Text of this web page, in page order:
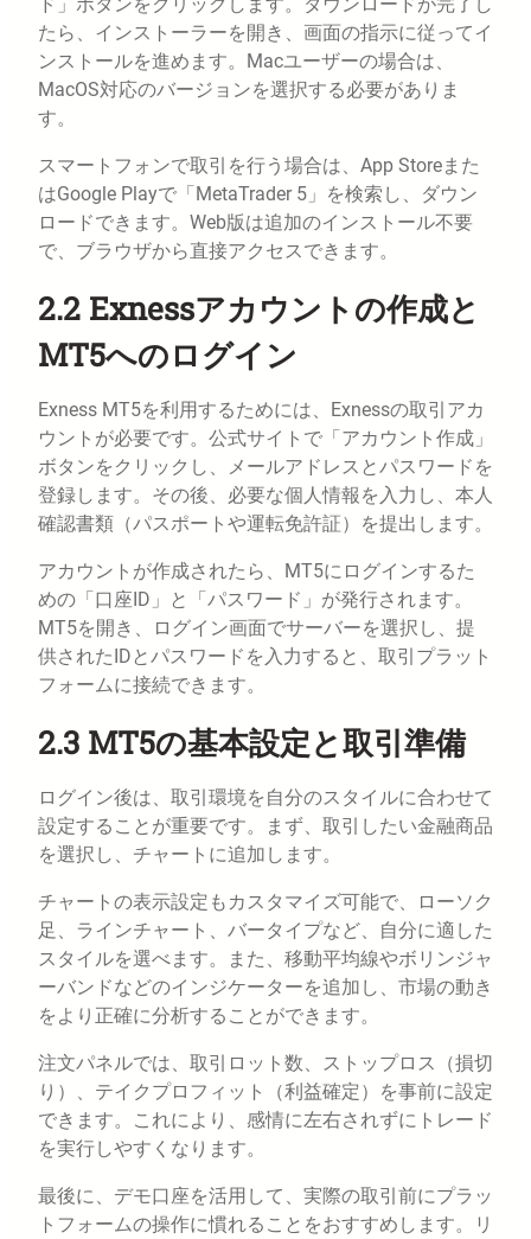
ド」ボタンをクリックします。ダウンロードが完了し
たら、インストーラーを開き、画面の指示に従ってイ
ンストールを進めます。Macユーザーの場合は、
MacOS対応のバージョンを選択する必要がありま
す。
スマートフォンで取引を行う場合は、App Storeまた
はGoogle Playで「MetaTrader 5」を検索し、ダウン
ロードできます。Web版は追加のインストール不要
で、ブラウザから直接アクセスできます。
2.2 Exnessアカウントの作成と
MT5へのログイン
Exness MT5を利用するためには、Exnessの取引アカ
ウントが必要です。公式サイトで「アカウント作成」
ボタンをクリックし、メールアドレスとパスワードを
登録します。その後、必要な個人情報を入力し、本人
確認書類（パスポートや運転免許証）を提出します。
アカウントが作成されたら、MT5にログインするた
めの「口座ID」と「パスワード」が発行されます。
MT5を開き、ログイン画面でサーバーを選択し、提
供されたIDとパスワードを入力すると、取引プラット
フォームに接続できます。
2.3 MT5の基本設定と取引準備
ログイン後は、取引環境を自分のスタイルに合わせて
設定することが重要です。まず、取引したい金融商品
を選択し、チャートに追加します。
チャートの表示設定もカスタマイズ可能で、ローソク
足、ラインチャート、バータイプなど、自分に適した
スタイルを選べます。また、移動平均線やボリンジャ
ーバンドなどのインジケーターを追加し、市場の動き
をより正確に分析することができます。
注文パネルでは、取引ロット数、ストップロス（損切
り）、テイクプロフィット（利益確定）を事前に設定
できます。これにより、感情に左右されずにトレード
を実行しやすくなります。
最後に、デモ口座を活用して、実際の取引前にプラッ
トフォームの操作に慣れることをおすすめします。リ